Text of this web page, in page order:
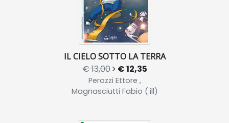
IL CIELO SOTTO LA TERRA
€ 13,00 € 12,35
Perozzi Ettore ,
Magnasciutti Fabio (.ill)